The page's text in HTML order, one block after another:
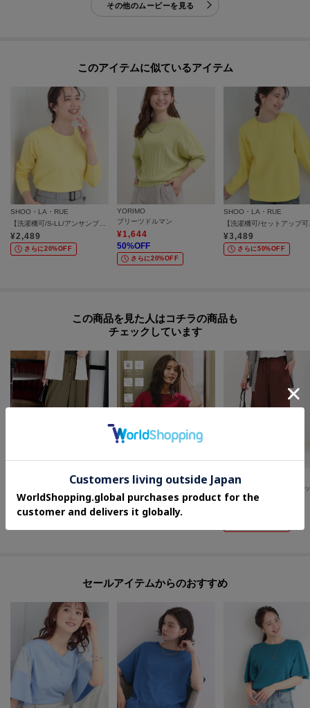
その他のムービーを見る
このアイテムに似ているアイテム
SHOO・LA・RUE
¥2,489
さらに20%OFF
YORIMO
プリーツドルマン
¥1,644
50%OFF
さらに20%OFF
SHOO・LA・RUE
¥3,489
さらに50%OFF
この商品を見た人はコチラの商品も
チェックしています
3,989
さらに5%OFF
grove
【シリーズ累計36万枚！名品ニット】やわらかドライタッチ ドルマンニット
¥ 3,979
さらに20%OFF
SHOO・LA・RUE
¥ 2,592
セールアイテムからのおすすめ